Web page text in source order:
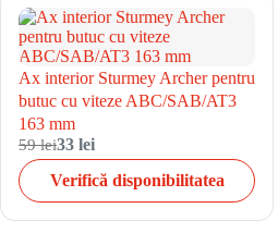
Ax interior Sturmey Archer pentru
butuc cu viteze ABC/SAB/AT3
163 mm
59 lei33 lei
Verifică disponibilitatea